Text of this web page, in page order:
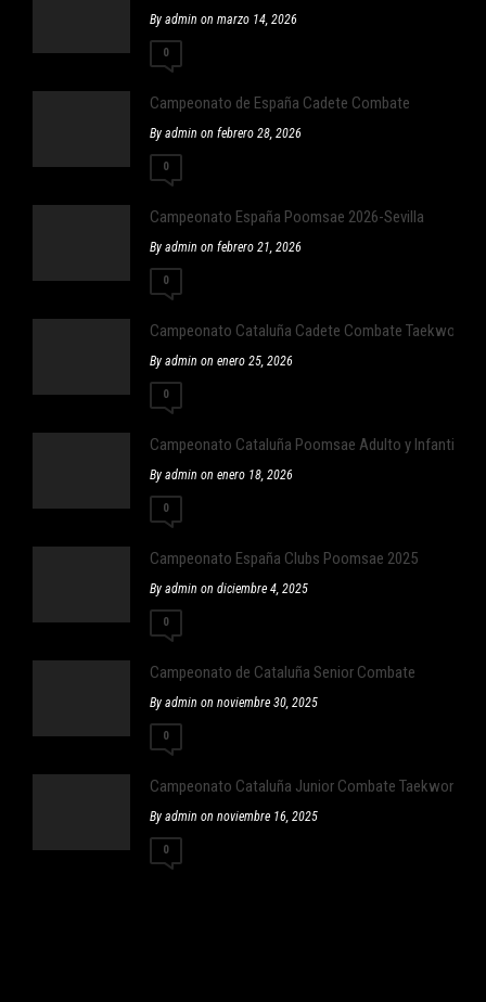
By admin on marzo 14, 2026
0
Campeonato de España Cadete Combate
By admin on febrero 28, 2026
0
Campeonato España Poomsae 2026-Sevilla
By admin on febrero 21, 2026
0
Campeonato Cataluña Cadete Combate Taekwondo
By admin on enero 25, 2026
0
Campeonato Cataluña Poomsae Adulto y Infantil
By admin on enero 18, 2026
0
Campeonato España Clubs Poomsae 2025
By admin on diciembre 4, 2025
0
Campeonato de Cataluña Senior Combate
By admin on noviembre 30, 2025
0
Campeonato Cataluña Junior Combate Taekwondo
By admin on noviembre 16, 2025
0